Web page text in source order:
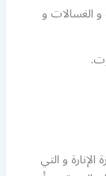
و الغسالات و
و التي